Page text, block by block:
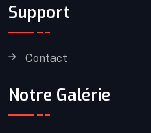
Support
Contact
Notre Galérie